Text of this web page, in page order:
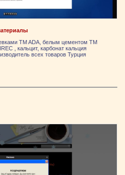
TM ADA, белым цементом TM
, кальцит, карбонат кальция
всех товаров Турция